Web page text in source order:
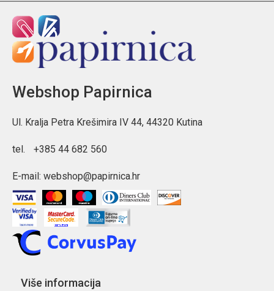
Webshop Papirnica
Ul. Kralja Petra Krešimira IV 44, 44320 Kutina
tel. +385 44 682 560
E-mail: webshop@papirnica.hr
Više informacija